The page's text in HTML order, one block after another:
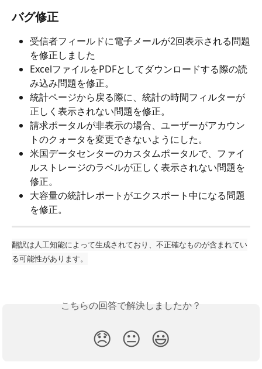
バグ修正
受信者フィールドに電子メールが2回表示される問題
を修正しました
ExcelファイルをPDFとしてダウンロードする際の読
み込み問題を修正。
統計ページから戻る際に、統計の時間フィルターが
正しく表示されない問題を修正。
請求ポータルが非表示の場合、ユーザーがアカウン
トのクォータを変更できないようにした。
米国データセンターのカスタムポータルで、ファイ
ルストレージのラベルが正しく表示されない問題を
修正。
大容量の統計レポートがエクスポート中になる問題
を修正。
翻訳は人工知能によって生成されており、不正確なものが含まれてい
る可能性があります。
こちらの回答で解決しましたか？
😞 😐 😃